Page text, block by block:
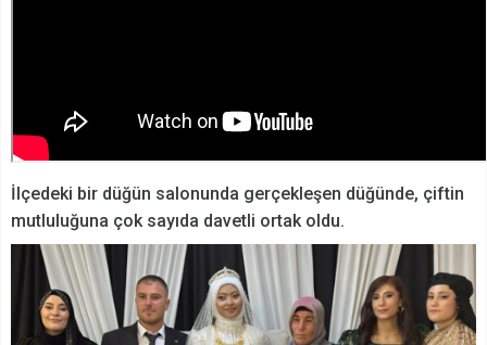
İlçedeki bir düğün salonunda gerçekleşen düğünde, çiftin
mutluluğuna çok sayıda davetli ortak oldu.